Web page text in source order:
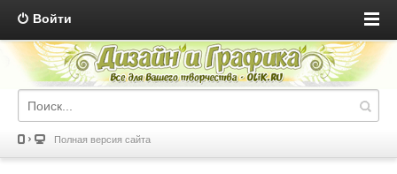
Войти
Полная версия сайта